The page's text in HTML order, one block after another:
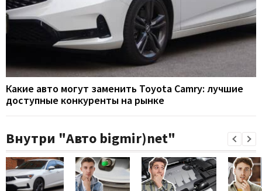
Какие авто могут заменить Toyota Camry: лучшие
доступные конкуренты на рынке
Внутри "Авто bigmir)net"